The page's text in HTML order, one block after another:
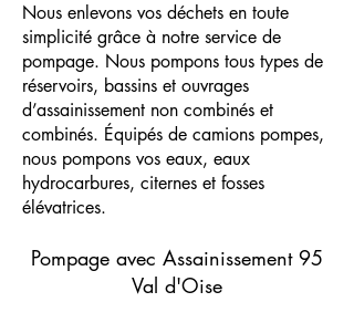
Nous enlevons vos déchets en toute
simplicité grâce à notre service de
pompage. Nous pompons tous types de
réservoirs, bassins et ouvrages
d’assainissement non combinés et
combinés. Équipés de camions pompes,
nous pompons vos eaux, eaux
hydrocarbures, citernes et fosses
élévatrices.
Pompage avec Assainissement 95
Val d'Oise